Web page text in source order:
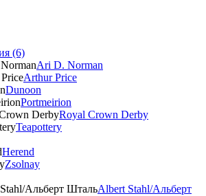
(6)
Ari D. Norman
Arthur Price
Dunoon
Portmeirion
Royal Crown Derby
Teapottery
Herend
Zsolnay
Albert Stahl/Альбеpт